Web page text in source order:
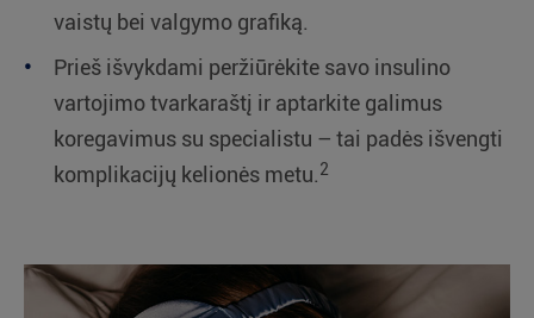
vaistų bei valgymo grafiką.
Prieš išvykdami peržiūrėkite savo insulino
vartojimo tvarkaraštį ir aptarkite galimus
koregavimus su specialistu – tai padės išvengti
komplikacijų kelionės metu.2